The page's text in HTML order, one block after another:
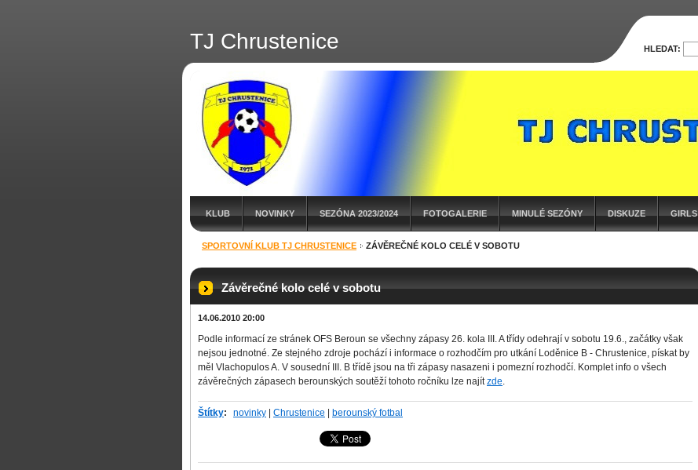
TJ Chrustenice
KLUB NOVINKY SEZÓNA 2023/2024 FOTOGALERIE MINULÉ SEZÓNY DISKUZE GIRLS
SPORTOVNÍ KLUB TJ CHRUSTENICE ZÁVĚREČNÉ KOLO CELÉ V SOBOTU
Závěrečné kolo celé v sobotu
14.06.2010 20:00
Podle informací ze stránek OFS Beroun se všechny zápasy 26. kola III. A třídy odehrají v sobotu 19.6., začátky však
nejsou jednotné. Ze stejného zdroje pochází i informace o rozhodčím pro utkání Loděnice B - Chrustenice, pískat by
měl Vlachopulos A. V sousední III. B třídě jsou na tři zápasy nasazeni i pomezní rozhodčí. Komplet info o všech
závěrečných zápasech berounských soutěží tohoto ročníku lze najítzde.
Štítky: novinky Chrustenice berounský fotbal
HLEDAT: